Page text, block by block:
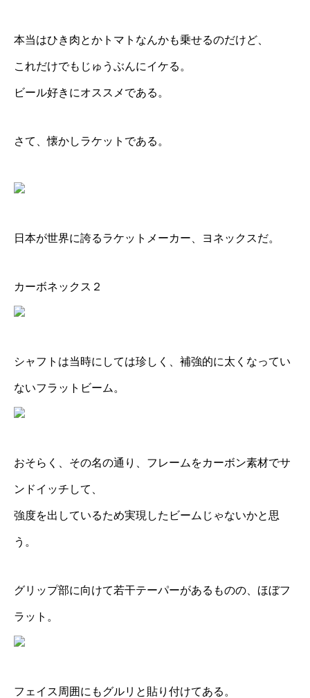
本当はひき肉とかトマトなんかも乗せるのだけど、
これだけでもじゅうぶんにイケる。
ビール好きにオススメである。
さて、懐かしラケットである。
日本が世界に誇るラケットメーカー、ヨネックスだ。
カーボネックス２
シャフトは当時にしては珍しく、補強的に太くなってい
ないフラットビーム。
おそらく、その名の通り、フレームをカーボン素材でサ
ンドイッチして、
強度を出しているため実現したビームじゃないかと思
う。
グリップ部に向けて若干テーパーがあるものの、ほぼフ
ラット。
フェイス周囲にもグルリと貼り付けてある。